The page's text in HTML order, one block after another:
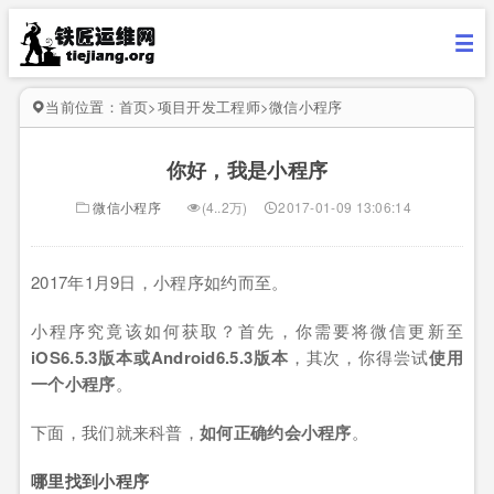
当前位置： 首页>项目开发工程师>微信小程序
你好，我是小程序
微信小程序 (4..2万) 2017-01-09 13:06:14
2017年1月9日，小程序如约而至。
小程序究竟该如何获取？首先，你需要将微信更新至
iOS6.5.3版本或Android6.5.3版本 ，其次，你得尝试使用
一个小程序。
下面，我们就来科普， 如何正确约会小程序。
哪里找到小程序